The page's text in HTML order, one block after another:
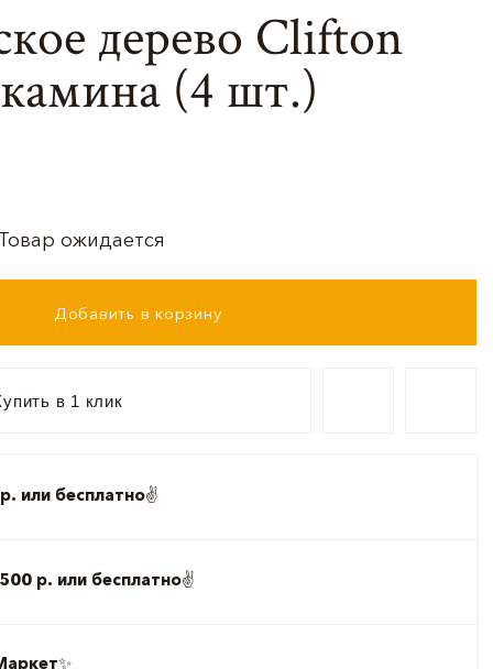
дерево Clifton
(4 шт.)
ожидается
Добавить в корзину
в 1 клик
или бесплатно✌️
р. или бесплатно✌️
✨